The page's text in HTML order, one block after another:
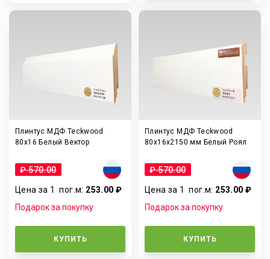
Плинтус МДФ Teckwood
80x16 Белый Вектор
₽ 570.00
Цена за 1пог.м: 253.00 ₽
Подарок за покупку
КУПИТЬ
Плинтус МДФ Teckwood
80x16x2150 мм Белый Роял
₽ 570.00
Цена за 1пог.м: 253.00 ₽
Подарок за покупку
КУПИТЬ